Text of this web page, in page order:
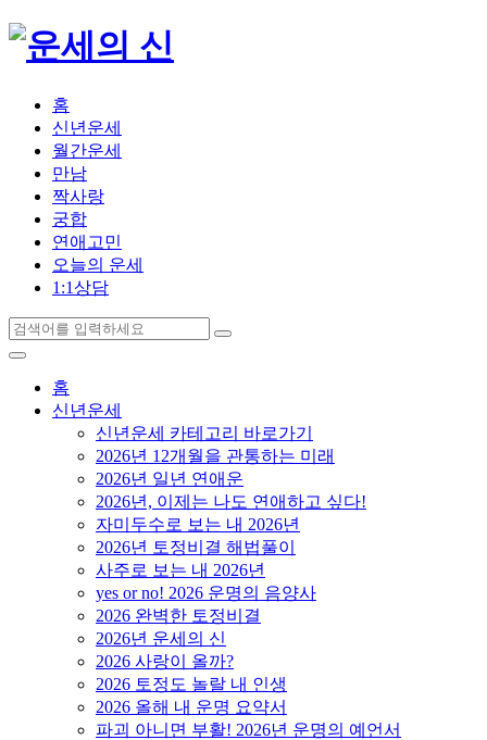
홈
신년운세
월간운세
만남
짝사랑
궁합
연애고민
오늘의 운세
1:1상담
홈
신년운세
신년운세 카테고리 바로가기
2026년 12개월을 관통하는 미래
2026년 일년 연애운
2026년, 이제는 나도 연애하고 싶다!
자미두수로 보는 내 2026년
2026년 토정비결 해법풀이
사주로 보는 내 2026년
yes or no! 2026 운명의 음양사
2026 완벽한 토정비결
2026년 운세의 신
2026 사랑이 올까?
2026 토정도 놀랄 내 인생
2026 올해 내 운명 요약서
파괴 아니면 부활! 2026년 운명의 예언서